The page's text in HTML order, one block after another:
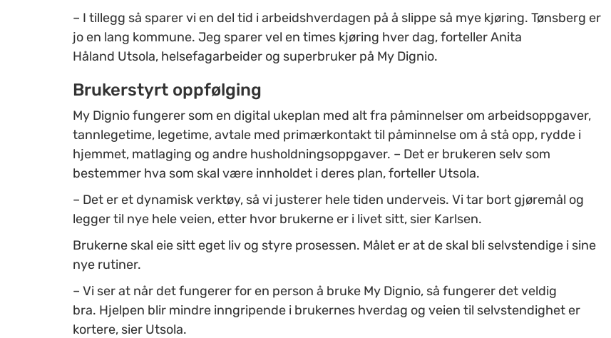
– I tillegg så sparer vi en del tid i arbeidshverdagen på å slippe så mye kjøring. Tønsberg er
jo en lang kommune. Jeg sparer vel en times kjøring hver dag, forteller Anita
Håland Utsola, helsefagarbeider og superbruker på My Dignio.
Brukerstyrt oppfølging
My Dignio fungerer som en digital ukeplan med alt fra påminnelser om arbeidsoppgaver,
tannlegetime, legetime, avtale med primærkontakt til påminnelse om å stå opp, rydde i
hjemmet, matlaging og andre husholdningsoppgaver. – Det er brukeren selv som
bestemmer hva som skal være innholdet i deres plan, forteller Utsola.
– Det er et dynamisk verktøy, så vi justerer hele tiden underveis. Vi tar bort gjøremål og
legger til nye hele veien, etter hvor brukerne er i livet sitt, sier Karlsen.
Brukerne skal eie sitt eget liv og styre prosessen. Målet er at de skal bli selvstendige i sine
nye rutiner.
– Vi ser at når det fungerer for en person å bruke My Dignio, så fungerer det veldig
bra. Hjelpen blir mindre inngripende i brukernes hverdag og veien til selvstendighet er
kortere, sier Utsola.